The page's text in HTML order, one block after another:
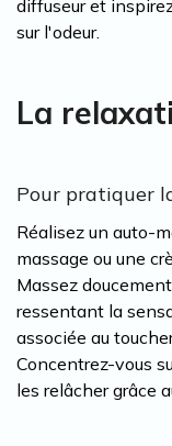
diffuseur et
sur l'odeur.
La
Pour pratiquer
Réalisez un auto-
massage ou une
Massez
ressentant la
associée au
Concentrez-vous
les relâcher grâce